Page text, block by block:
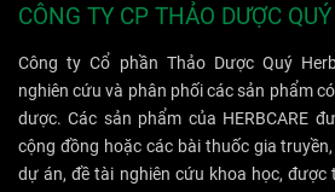
CÔNG TY CP THẢO DƯỢC
Công ty Cổ phần Thảo Dược Quý
nghiên cứu và phân phối các sản phẩm
dược. Các sản phẩm của HERBCARE
cộng đồng hoặc các bài thuốc gia
dự án, đề tài nghiên cứu khoa học, được